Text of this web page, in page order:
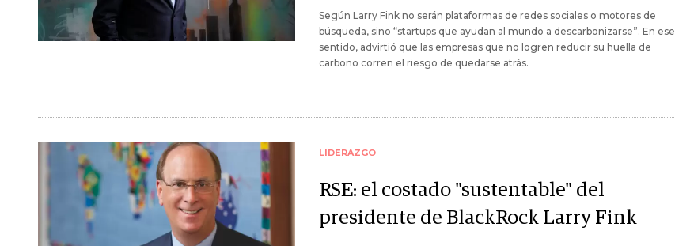
Según Larry Fink no serán plataformas de redes sociales o motores de
búsqueda, sino “startups que ayudan al mundo a descarbonizarse”. En ese
sentido, advirtió que las empresas que no logren reducir su huella de
carbono corren el riesgo de quedarse atrás.
LIDERAZGO
RSE: el costado "sustentable" del
presidente de BlackRock Larry Fink